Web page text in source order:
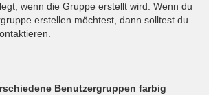
wenn die Gruppe erstellt wird. Wenn du
erstellen möchtest, dann solltest du
Benutzergruppen farbig